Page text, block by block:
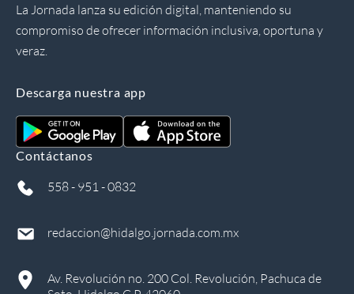
La Jornada lanza su edición digital, manteniendo su
compromiso de ofrecer información inclusiva, oportuna y
veraz.
Descarga nuestra app
Contáctanos
558 - 951 - 0832
redaccion@hidalgo.jornada.com.mx
Av. Revolución no. 200 Col. Revolución, Pachuca de